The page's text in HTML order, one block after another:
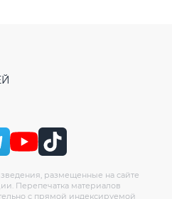
размещенные на сайте
Перепечатка материалов
с прямой индексируемой